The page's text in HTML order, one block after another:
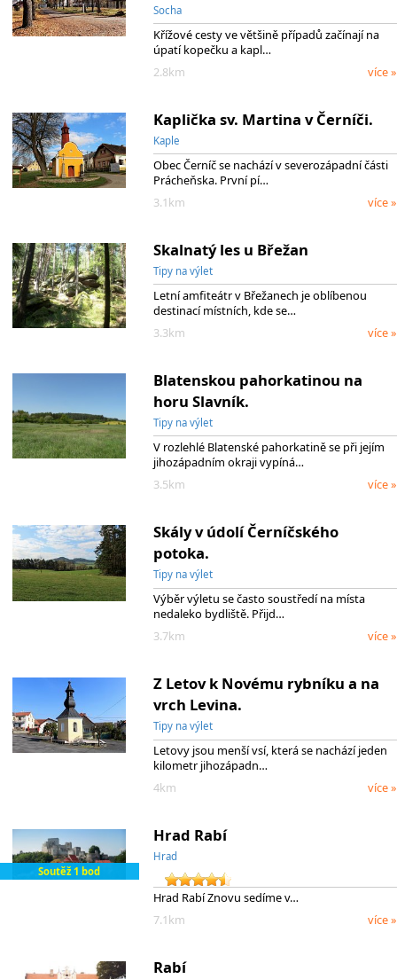
Socha
Křížové cesty ve většině případů začínají na
úpatí kopečku a kapl…
2.8km
více »
Kaplička sv. Martina v Černíči.
Kaple
Obec Černíč se nachází v severozápadní části
Prácheňska. První pí…
3.1km
více »
Skalnatý les u Břežan
Tipy na výlet
Letní amfiteátr v Břežanech je oblíbenou
destinací místních, kde se…
3.3km
více »
Blatenskou pahorkatinou na
horu Slavník.
Tipy na výlet
V rozlehlé Blatenské pahorkatině se při jejím
jihozápadním okraji vypíná…
3.5km
více »
Skály v údolí Černíčského
potoka.
Tipy na výlet
Výběr výletu se často soustředí na místa
nedaleko bydliště. Přijd…
3.7km
více »
Z Letov k Novému rybníku a na
vrch Levina.
Tipy na výlet
Letovy jsou menší vsí, která se nachází jeden
kilometr jihozápadn…
4km
více »
Soutěž 1 bod
Hrad Rabí
Hrad
Hrad Rabí Znovu sedíme v…
7.1km
více »
Rabí